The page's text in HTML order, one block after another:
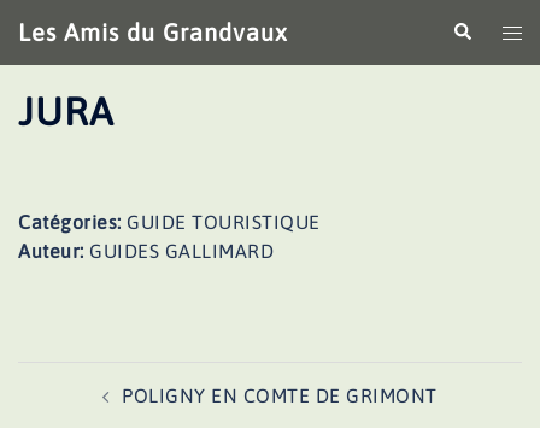
au
contenu
Les Amis du Grandvaux
le
JURA
Catégories: GUIDE TOURISTIQUE
Auteur: GUIDES GALLIMARD
d’articlePOLIGNY EN COMTE DE GRIMONT